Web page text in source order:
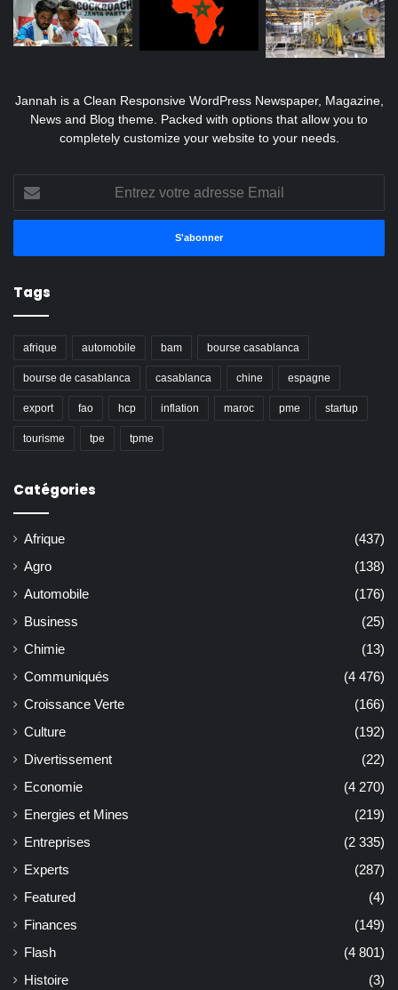
Jannah is a Clean Responsive WordPress Newspaper, Magazine,
News and Blog theme. Packed with options that allow you to
completely customize your website to your needs.
votre
adresse
Tags
afrique automobile bam bourse casablanca
bourse de casablanca casablanca chine espagne
export fao hcp inflation maroc pme startup
tourisme tpe tpme
Catégories
Afrique
(437)
Agro
(138)
Automobile
(176)
Business
(25)
Chimie
(13)
Communiqués
(4 476)
Croissance Verte
(166)
Culture
(192)
Divertissement
(22)
Economie
(4 270)
Energies et Mines
(219)
Entreprises
(2 335)
Experts
(287)
Featured
(4)
Finances
(149)
Flash
(4 801)
Histoire
(3)